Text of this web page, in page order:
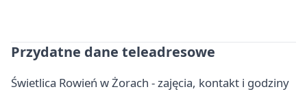
Przydatne dane teleadresowe
Świetlica Rowień w Żorach - zajęcia, kontakt i godziny